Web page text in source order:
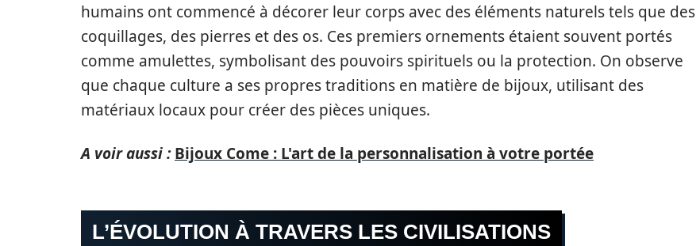
humains ont commencé à décorer leur corps avec des éléments naturels tels que des
coquillages, des pierres et des os. Ces premiers ornements étaient souvent portés
comme amulettes, symbolisant des pouvoirs spirituels ou la protection. On observe
que chaque culture a ses propres traditions en matière de bijoux, utilisant des
matériaux locaux pour créer des pièces uniques.
A voir aussi : Bijoux Come : L'art de la personnalisation à votre portée
L’ÉVOLUTION À TRAVERS LES CIVILISATIONS